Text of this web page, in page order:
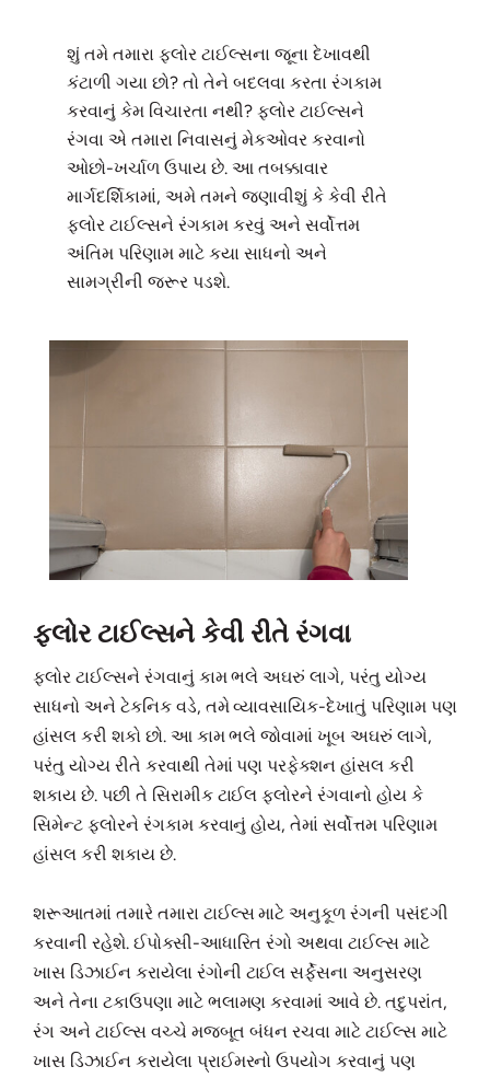
શું તમે તમારા ફ્લોર ટાઈલ્સના જૂના દેખાવથી
કંટાળી ગયા છો? તો તેને બદલવા કરતા રંગકામ
કરવાનું કેમ વિચારતા નથી? ફ્લોર ટાઈલ્સને
રંગવા એ તમારા નિવાસનું મેકઓવર કરવાનો
ઓછો-ખર્ચાળ ઉપાય છે. આ તબક્કાવાર
માર્ગદર્શિકામાં, અમે તમને જણાવીશું કે કેવી રીતે
ફ્લોર ટાઈલ્સને રંગકામ કરવું અને સર્વોત્તમ
અંતિમ પરિણામ માટે કયા સાધનો અને
સામગ્રીની જરૂર પડશે.
ફ્લોર ટાઈલ્સને કેવી રીતે રંગવા
ફ્લોર ટાઈલ્સને રંગવાનું કામ ભલે અઘરું લાગે, પરંતુ યોગ્ય
સાધનો અને ટેકનિક વડે, તમે વ્યાવસાયિક-દેખાતું પરિણામ પણ
હાંસલ કરી શકો છો. આ કામ ભલે જોવામાં ખૂબ અઘરું લાગે,
પરંતુ યોગ્ય રીતે કરવાથી તેમાં પણ પરફેક્શન હાંસલ કરી
શકાય છે. પછી તે સિરામીક ટાઈલ ફ્લોરને રંગવાનો હોય કે
સિમેન્ટ ફ્લોરને રંગકામ કરવાનું હોય, તેમાં સર્વોત્તમ પરિણામ
હાંસલ કરી શકાય છે.
શરૂઆતમાં તમારે તમારા ટાઈલ્સ માટે અનુકૂળ રંગની પસંદગી
કરવાની રહેશે. ઈપોક્સી-આધારિત રંગો અથવા ટાઈલ્સ માટે
ખાસ ડિઝાઈન કરાયેલા રંગોની ટાઈલ સર્ફેસના અનુસરણ
અને તેના ટકાઉપણા માટે ભલામણ કરવામાં આવે છે. તદુપરાંત,
રંગ અને ટાઈલ્સ વચ્ચે મજબૂત બંધન રચવા માટે ટાઈલ્સ માટે
ખાસ ડિઝાઈન કરાયેલા પ્રાઈમરનો ઉપયોગ કરવાનું પણ